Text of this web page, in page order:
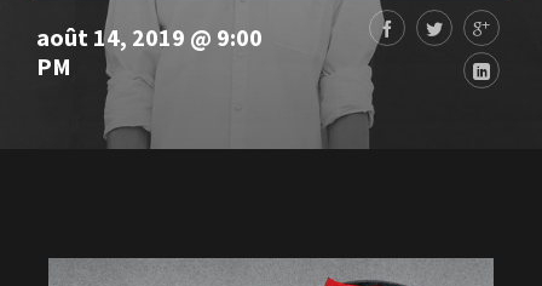
août 14, 2019 @ 9:00
PM